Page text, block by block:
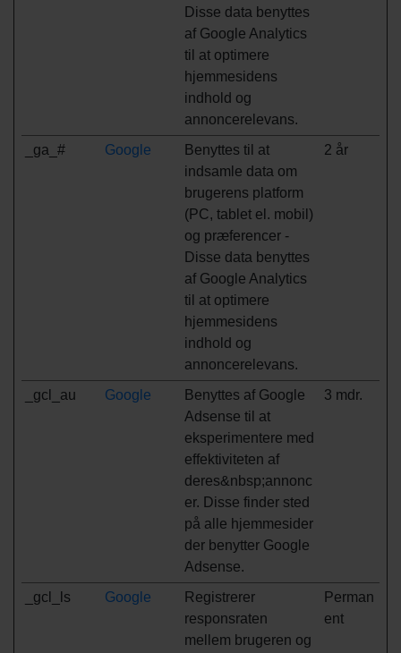
Disse data benyttes
af Google Analytics
til at optimere
hjemmesidens
indhold og
annoncerelevans.
_ga_#
Google
Benyttes til at
indsamle data om
brugerens platform
(PC, tablet el. mobil)
og præferencer -
Disse data benyttes
af Google Analytics
til at optimere
hjemmesidens
indhold og
annoncerelevans.
2 år
_gcl_au Google
Benyttes af Google
Adsense til at
eksperimentere med
effektiviteten af
deres&nbsp;annonc
er. Disse finder sted
på alle hjemmesider
der benytter Google
Adsense.
3 mdr.
_gcl_ls Google
Registrerer
responsraten
mellem brugeren og
Perman
ent